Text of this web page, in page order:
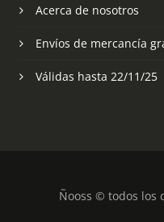
Acerca de nosotros
Envíos de mercancía
Válidas hasta 22/11/25
Ñooss © todos los